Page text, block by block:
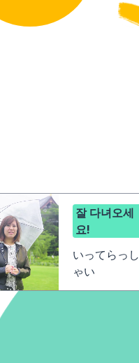
잘 다녀오세
요!
いってらっし
ゃい